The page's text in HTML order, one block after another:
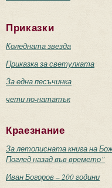
Приказки
Коледната звезда
Приказка за светулката
За една песъчинка
чети по-нататък
Краезнание
За летописната книга на
Поглед назад във времето”
Иван Богоров – 200 години